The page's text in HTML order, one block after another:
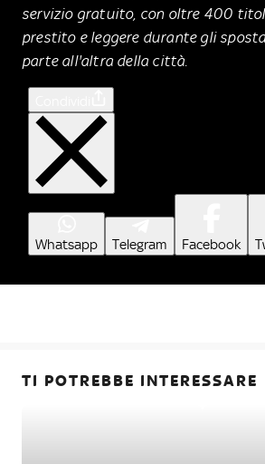
servizio gratuito, con oltre 400
prestito e leggere durante gli
parte all'altra della città.
Whatsapp Telegram Facebook
TI POTREBBE INTERESSARE